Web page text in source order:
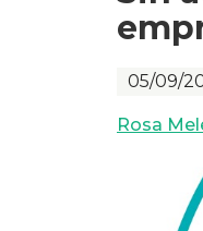
05/09/
Rosa